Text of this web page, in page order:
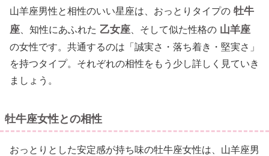
山羊座男性と相性のいい星座は、おっとりタイプの 牡牛
座 、知性にあふれた 乙女座 、そして似た性格の 山羊座
の女性です。共通するのは「誠実さ・落ち着き・堅実さ」
を持つタイプ。それぞれの相性をもう少し詳しく見ていき
ましょう。
牡牛座女性との相性
おっとりとした安定感が持ち味の牡牛座女性は、山羊座男